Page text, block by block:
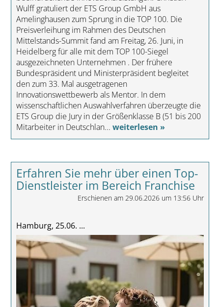
Wulff gratuliert der ETS Group GmbH aus
Amelinghausen zum Sprung in die TOP 100. Die
Preisverleihung im Rahmen des Deutschen
Mittelstands-Summit fand am Freitag, 26. Juni, in
Heidelberg für alle mit dem TOP 100-Siegel
ausgezeichneten Unternehmen . Der frühere
Bundespräsident und Ministerpräsident begleitet
den zum 33. Mal ausgetragenen
Innovationswettbewerb als Mentor. In dem
wissenschaftlichen Auswahlverfahren überzeugte die
ETS Group die Jury in der Größenklasse B (51 bis 200
Mitarbeiter in Deutschlan... weiterlesen »
Erfahren Sie mehr über einen Top-
Dienstleister im Bereich Franchise
Erschienen am 29.06.2026 um 13:56 Uhr
Hamburg, 25.06. ...